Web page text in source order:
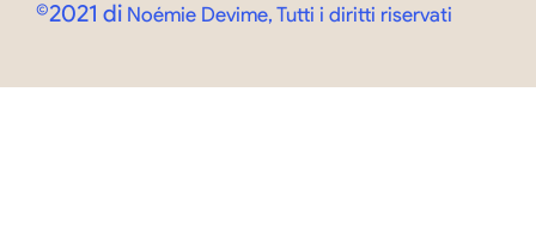
©2021 di Noémie Devime, Tutti i diritti riservati